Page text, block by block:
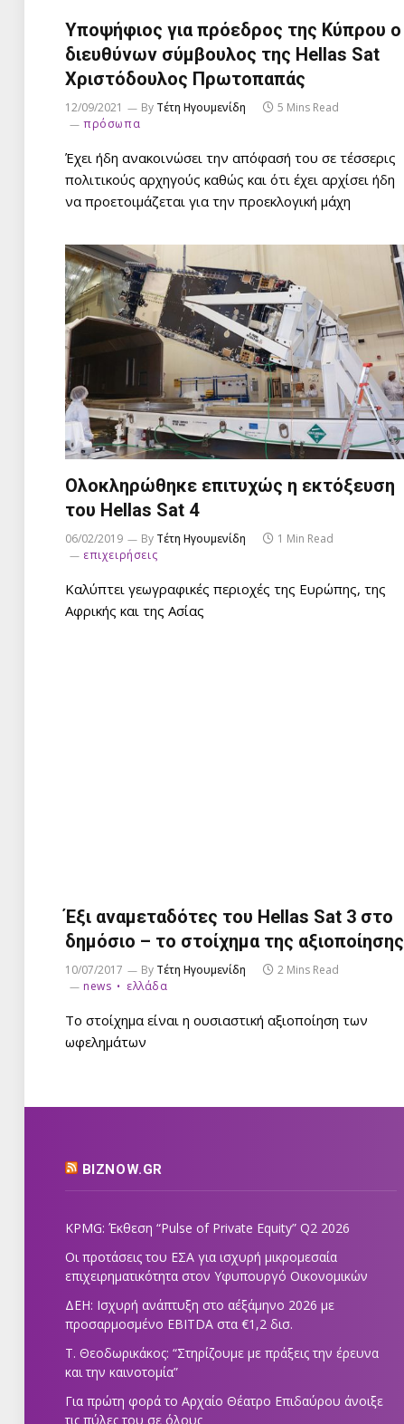
Υποψήφιος για πρόεδρος της Κύπρου ο
διευθύνων σύμβουλος της Hellas Sat
Χριστόδουλος Πρωτοπαπάς
12/09/2021 By Τέτη Ηγουμενίδη
5 Mins Read
πρόσωπα
Έχει ήδη ανακοινώσει την απόφασή του σε τέσσερις
πολιτικούς αρχηγούς καθώς και ότι έχει αρχίσει ήδη
να προετοιμάζεται για την προεκλογική μάχη
Ολοκληρώθηκε επιτυχώς η εκτόξευση
του Hellas Sat 4
06/02/2019 By Τέτη Ηγουμενίδη
1 Min Read
επιχειρήσεις
Καλύπτει γεωγραφικές περιοχές της Ευρώπης, της
Αφρικής και της Ασίας
Έξι αναμεταδότες του Hellas Sat 3 στο
δημόσιο – το στοίχημα της αξιοποίησης
10/07/2017 By Τέτη Ηγουμενίδη
2 Mins Read
news
ελλάδα
Το στοίχημα είναι η ουσιαστική αξιοποίηση των
ωφελημάτων
BIZNOW.GR
KPMG: Έκθεση “Pulse of Private Equity” Q2 2026
Οι προτάσεις του ΕΣΑ για ισχυρή μικρομεσαία
επιχειρηματικότητα στον Υφυπουργό Οικονομικών
ΔΕΗ: Ισχυρή ανάπτυξη στο α΄εξάμηνο 2026 με
προσαρμοσμένο EBITDA στα €1,2 δισ.
Τ. Θεοδωρικάκος: “Στηρίζουμε με πράξεις την έρευνα
και την καινοτομία”
Για πρώτη φορά το Αρχαίο Θέατρο Επιδαύρου άνοιξε
τις πύλες του σε όλους